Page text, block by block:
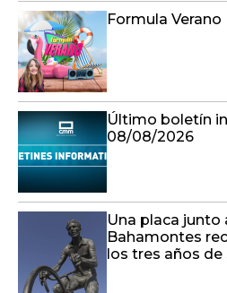
Formula
Último boletín
08/08/2026
Una placa junto
Bahamontes
los tres años